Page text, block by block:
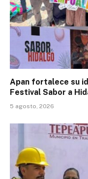
Apan fortalece su
Festival Sabor a
5 agosto, 2026